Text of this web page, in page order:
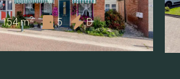
154 m2 5 D